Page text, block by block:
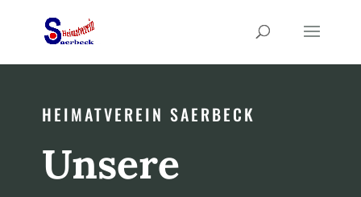
HEIMATVEREIN SAERBECK
Unsere